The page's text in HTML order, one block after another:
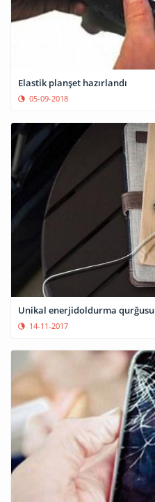
Elastik planşet hazırlandı
05-09-2018
Unikal enerjidoldurma qurğusu
14-11-2017